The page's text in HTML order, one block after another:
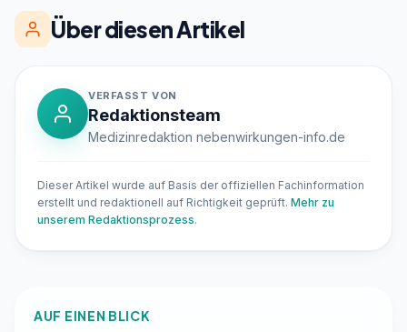
Über diesen Artikel
VERFASST VON
Redaktionsteam
Medizinredaktion nebenwirkungen-info.de
Dieser Artikel wurde auf Basis der offiziellen Fachinformation
erstellt und redaktionell auf Richtigkeit geprüft. Mehr zu
unserem Redaktionsprozess.
AUF EINEN BLICK